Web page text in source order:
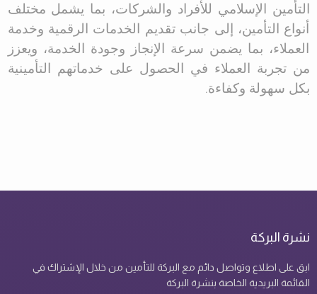
التأمين الإسلامي للأفراد والشركات، بما يشمل مختلف
أنواع التأمين، إلى جانب تقديم الخدمات الرقمية وخدمة
العملاء، بما يضمن سرعة الإنجاز وجودة الخدمة، ويعزز
من تجربة العملاء في الحصول على خدماتهم التأمينية
بكل سهولة وكفاءة.
نشرة البركة
ابق على اطلاع وتواصل دائم مع البركة للتأمين من خلال الإشتراك في
القائمة البريدية الخاصة بنشرة البركة